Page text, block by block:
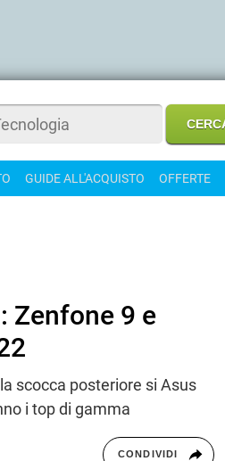
GUIDE ALL'ACQUISTO OFFERTE
Zenfone 9 e
scocca posteriore si Asus
i top di gamma
CONDIVIDI